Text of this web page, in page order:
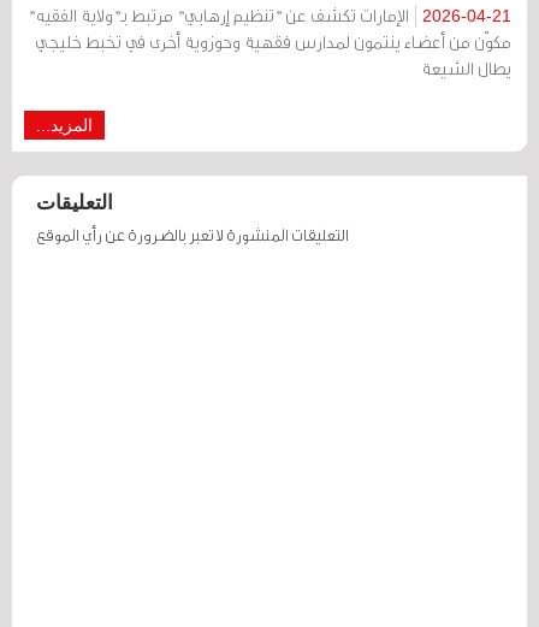
2026-04-21
الإمارات تكشف عن "تنظيم إرهابي" مرتبط بـ"ولاية الفقيه"
مكوّن من أعضاء ينتمون لمدارس فقهية وحوزوية أخرى في تخبط خليجي
يطال الشيعة
المزيد...
التعليقات
التعليقات المنشورة لا تعبر بالضرورة عن رأي الموقع